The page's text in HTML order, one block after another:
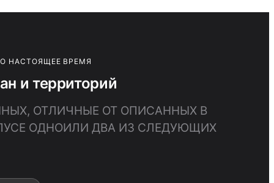
НАСТОЯЩЕЕ ВРЕМЯ
и территорий
ОТЛИЧНЫЕ ОТ ОПИСАННЫХ В
ОДНОИЛИ ДВА ИЗ СЛЕДУЮЩИХ